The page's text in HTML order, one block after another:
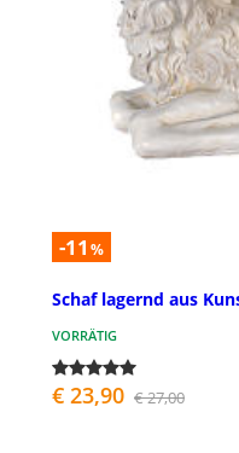
-11 %
Schaf lagernd aus
VORRÄTIG
€ 23,90 € 27,00